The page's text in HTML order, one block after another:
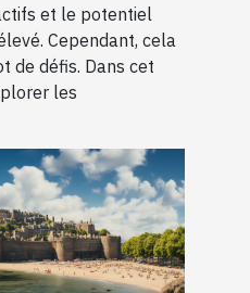
et le potentiel
Cependant, cela
de défis. Dans cet
les